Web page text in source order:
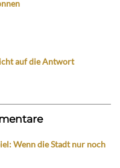
auf die Antwort
Wenn die Stadt nur noch